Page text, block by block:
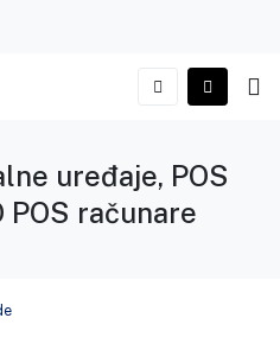
uređaje, POS
POS računare